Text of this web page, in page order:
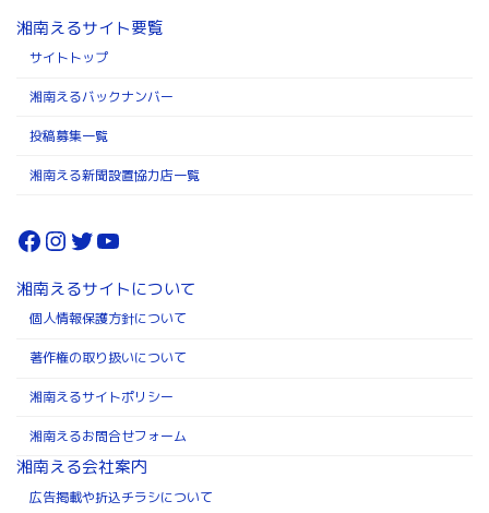
湘南えるサイト要覧
サイトトップ
湘南えるバックナンバー
投稿募集一覧
湘南える新聞設置協力店一覧
Facebook
Instagram
Twitter
YouTube
湘南えるサイトについて
個人情報保護方針について
著作権の取り扱いについて
湘南えるサイトポリシー
湘南えるお問合せフォーム
湘南える会社案内
広告掲載や折込チラシについて